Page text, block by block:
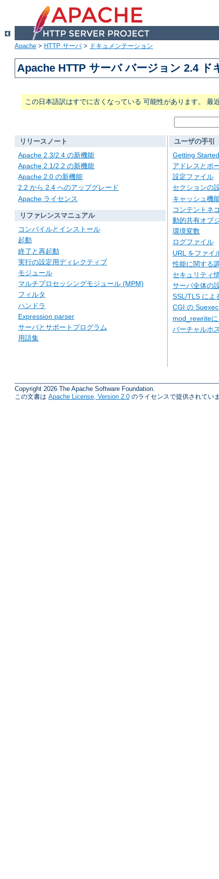
Apache > HTTP サーバ> ドキュメンテーション
Apache HTTP サーバ バージョン 2.4 ド
この日本語訳はすでに古くなっている 可能性があります。 最
リリースノート
Apache 2.3/2.4 の新機能
Apache 2.1/2.2 の新機能
Apache 2.0 の新機能
2.2 から 2.4 へのアップグレード
Apache ライセンス
リファレンスマニュアル
コンパイルとインストール
起動
終了と再起動
実行の設定用ディレクティブ
モジュール
マルチプロセッシングモジュール (MPM)
フィルタ
ハンドラ
Expression parser
サーバとサポートプログラム
用語集
ユーザの手引
Getting Started
アドレスとポ
設定ファイル
セクションの
キャッシュ機
コンテントネ
動的共有オブ
環境変数
ログファイル
URL をファイ
性能に関する
セキュリティ
サーバ全体の
SSL/TLS によ
CGI の
mod_rewrite
バーチャルホ
Copyright 2026 The Apache Software Foundation.
この文書は Apache License, Version 2.0 のライセンスで提供されてい